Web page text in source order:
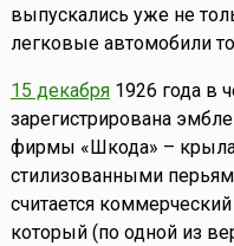
выпускались уже не
легковые автомобили
15 декабря1926 года в
зарегистрирована
фирмы «Шкода» –
стилизованными
считается
который (по одной из